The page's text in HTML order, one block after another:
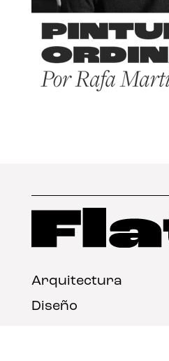
Arquitectura
Diseño